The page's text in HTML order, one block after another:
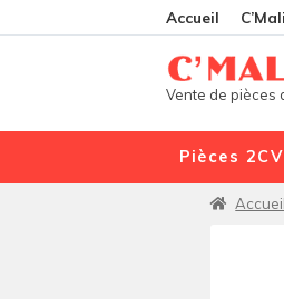
Accueil
Vente de pièces
Pièces 2CV
Accueil